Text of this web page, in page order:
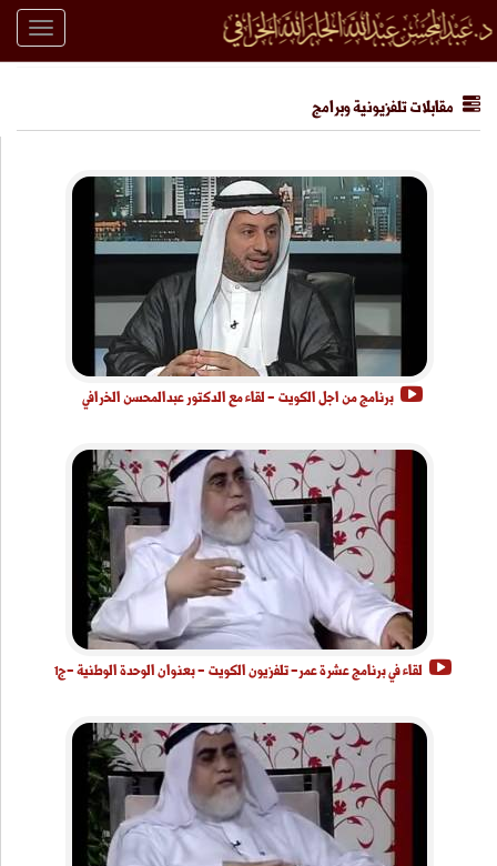
Toggle
مقابلات تلفزيونية وبرامج
برنامج من اجل الكويت - لقاء مع الدكتور عبدالمحسن الخرافي
لقاء في برنامج عشرة عمر- تلفزيون الكويت - بعنوان الوحدة الوطنية -ج1